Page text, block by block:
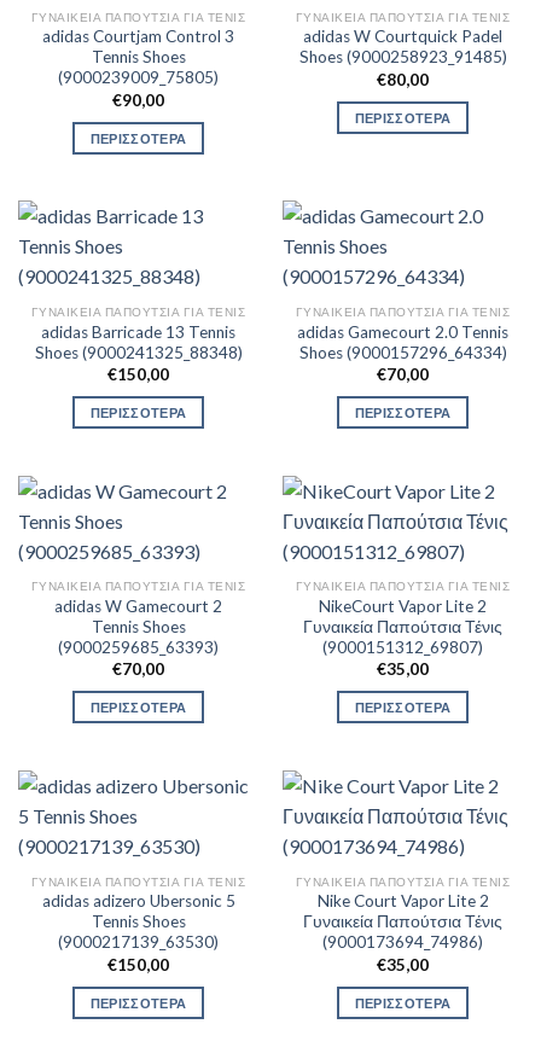
ΓΥΝΑΙΚΕΊΑ ΠΑΠΟΎΤΣΙΑ ΓΙΑ ΤΕΝΙΣ
adidas Courtjam Control 3
Tennis Shoes
(9000239009_75805)
€90,00
ΠΕΡΙΣΣΟΤΕΡΑ
ΓΥΝΑΙΚΕΊΑ ΠΑΠΟΎΤΣΙΑ ΓΙΑ ΤΕΝΙΣ
adidas W Courtquick Padel
Shoes (9000258923_91485)
€80,00
ΠΕΡΙΣΣΟΤΕΡΑ
ΓΥΝΑΙΚΕΊΑ ΠΑΠΟΎΤΣΙΑ ΓΙΑ ΤΕΝΙΣ
adidas Barricade 13 Tennis
Shoes (9000241325_88348)
€150,00
ΠΕΡΙΣΣΟΤΕΡΑ
ΓΥΝΑΙΚΕΊΑ ΠΑΠΟΎΤΣΙΑ ΓΙΑ ΤΕΝΙΣ
adidas Gamecourt 2.0 Tennis
Shoes (9000157296_64334)
€70,00
ΠΕΡΙΣΣΟΤΕΡΑ
ΓΥΝΑΙΚΕΊΑ ΠΑΠΟΎΤΣΙΑ ΓΙΑ ΤΕΝΙΣ
adidas W Gamecourt 2
Tennis Shoes
(9000259685_63393)
€70,00
ΠΕΡΙΣΣΟΤΕΡΑ
ΓΥΝΑΙΚΕΊΑ ΠΑΠΟΎΤΣΙΑ ΓΙΑ ΤΕΝΙΣ
NikeCourt Vapor Lite 2
Γυναικεία Παπούτσια Τένις
(9000151312_69807)
€35,00
ΠΕΡΙΣΣΟΤΕΡΑ
ΓΥΝΑΙΚΕΊΑ ΠΑΠΟΎΤΣΙΑ ΓΙΑ ΤΕΝΙΣ
adidas adizero Ubersonic 5
Tennis Shoes
(9000217139_63530)
€150,00
ΠΕΡΙΣΣΟΤΕΡΑ
ΓΥΝΑΙΚΕΊΑ ΠΑΠΟΎΤΣΙΑ ΓΙΑ ΤΕΝΙΣ
Nike Court Vapor Lite 2
Γυναικεία Παπούτσια Τένις
(9000173694_74986)
€35,00
ΠΕΡΙΣΣΟΤΕΡΑ